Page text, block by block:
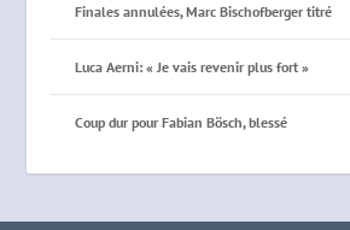
Finales annulées, Marc Bischofberger titré
Luca Aerni: « Je vais revenir plus fort »
Coup dur pour Fabian Bösch, blessé